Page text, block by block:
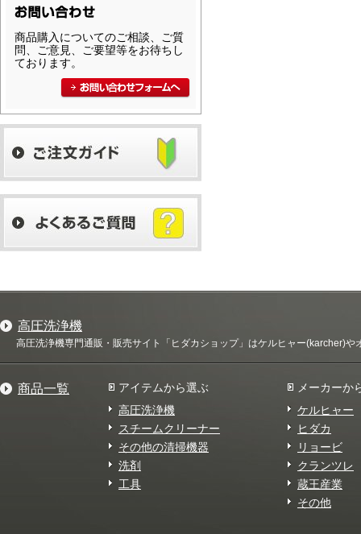
商品購入についてのご相談、ご質
問、ご意見、ご要望等をお待ちし
ております。
高圧洗浄機
高圧洗浄機専門通販・販売サイト「ヒダカショップ」はケルヒャー(karcher)
商品一覧
アイテムから選ぶ
高圧洗浄機
スチームクリーナー
その他の清掃機器
洗剤
工具
メーカーか
ケルヒャー
ヒダカ
リョービ
クランツレ
蔵王産業
その他